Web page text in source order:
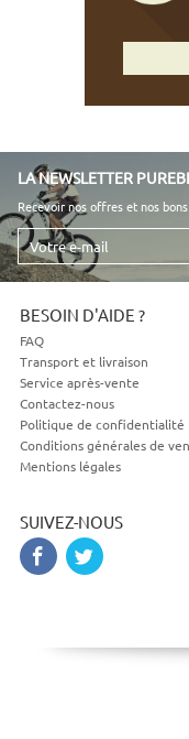
LA NEWSLETTER
Recevoir nos offres et nos
Votre
e-
mail
BESOIN D'AIDE ?
FAQ
Transport et livraison
Service après-vente
Contactez-nous
Politique de confidentialité
Conditions générales de
Mentions légales
SUIVEZ-NOUS